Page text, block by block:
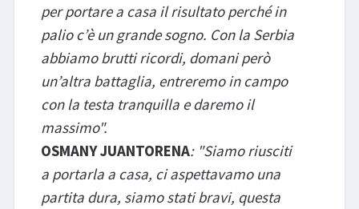
per portare a casa il risultato perché in
palio c’è un grande sogno. Con la Serbia
abbiamo brutti ricordi, domani però
un’altra battaglia, entreremo in campo
con la testa tranquilla e daremo il
massimo".
OSMANY JUANTORENA: "Siamo riusciti
a portarla a casa, ci aspettavamo una
partita dura, siamo stati bravi, questa